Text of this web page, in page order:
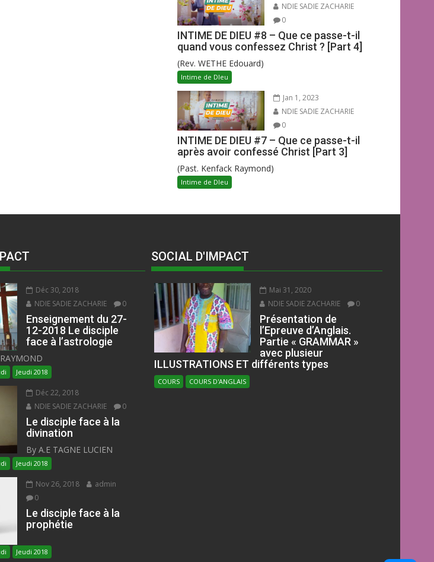
NDIE SADIE ZACHARIE
0
INTIME DE DIEU #8 – Que ce passe-t-il
quand vous confessez Christ ? [Part 4]
(Rev. WETHE Edouard)
Intime de DIeu
Jan 1, 2023
NDIE SADIE ZACHARIE
0
INTIME DE DIEU #7 – Que ce passe-t-il
après avoir confessé Christ [Part 3]
(Past. Kenfack Raymond)
Intime de DIeu
Déc 30, 2018
NDIE SADIE ZACHARIE
0
Enseignement du 27-
12-2018 Le disciple
face à l’astrologie
Jeudi 2018
Déc 22, 2018
NDIE SADIE ZACHARIE
0
Le disciple face à la
divination
By A.E TAGNE LUCIEN
Jeudi 2018
Nov 26, 2018
admin
0
Le disciple face à la
prophétie
Jeudi 2018
SOCIAL D'IMPACT
Mai 31, 2020
NDIE SADIE ZACHARIE
0
Présentation de
l’Epreuve d’Anglais.
Partie « GRAMMAR »
avec plusieur
ILLUSTRATIONS ET différents types
COURS COURS D'ANGLAIS